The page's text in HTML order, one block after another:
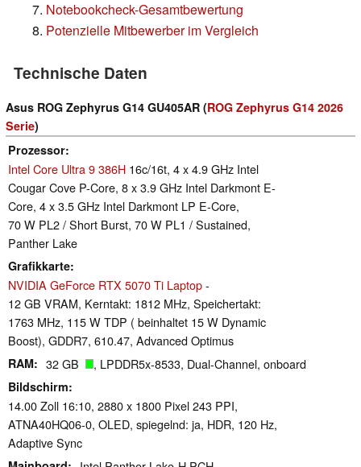
Notebookcheck-Gesamtbewertung
Potenzielle Mitbewerber im Vergleich
Technische Daten
Asus ROG Zephyrus G14 GU405AR (ROG Zephyrus G14 2026
Serie)
Prozessor
Intel Core Ultra 9 386H 16c/16t, 4 x 4.9 GHz Intel
Cougar Cove P-Core, 8 x 3.9 GHz Intel Darkmont E-
Core, 4 x 3.5 GHz Intel Darkmont LP E-Core,
70 W PL2 / Short Burst, 70 W PL1 / Sustained,
Panther Lake
Grafikkarte
NVIDIA GeForce RTX 5070 Ti Laptop-
12 GB VRAM, Kerntakt: 1812 MHz, Speichertakt:
1763 MHz, 115 W TDP ( beinhaltet 15 W Dynamic
Boost), GDDR7, 610.47, Advanced Optimus
RAM 32 GB , LPDDR5x-8533, Dual-Channel, onboard
Bildschirm
14.00 Zoll 16:10, 2880 x 1800 Pixel 243 PPI,
ATNA40HQ06-0, OLED, spiegelnd: ja, HDR, 120 Hz,
Adaptive Sync